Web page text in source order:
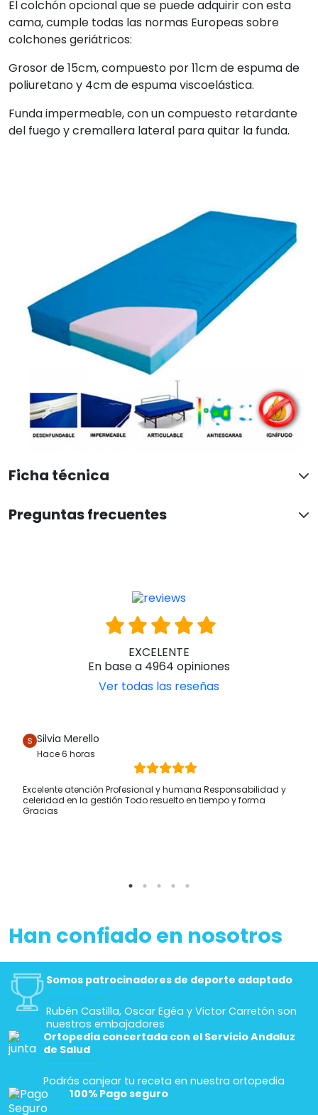
El colchón opcional que se puede adquirir con esta
cama, cumple todas las normas Europeas sobre
colchones geriátricos:
Grosor de 15cm, compuesto por 11cm de espuma de
poliuretano y 4cm de espuma viscoelástica.
Funda impermeable, con un compuesto retardante
del fuego y cremallera lateral para quitar la funda.
Ficha técnica
Preguntas frecuentes
EXCELENTE
En base a 4964 opiniones
Ver todas las reseñas
Silvia Merello
Hace 6 horas
Excelente atención Profesional y humana Responsabilidad y
celeridad en la gestión Todo resuelto en tiempo y forma
Gracias
Han confiado en nosotros
Somos patrocinadores de deporte adaptado
Rubén Castilla, Oscar Egéa y Victor Carretón son
nuestros embajadores
Ortopedia concertada con el Servicio Andaluz
de Salud
Podrás canjear tu receta en nuestra ortopedia
100% Pago seguro